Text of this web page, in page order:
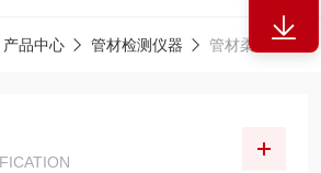
产品中心 管材检测仪器 管材柔韧性测定仪